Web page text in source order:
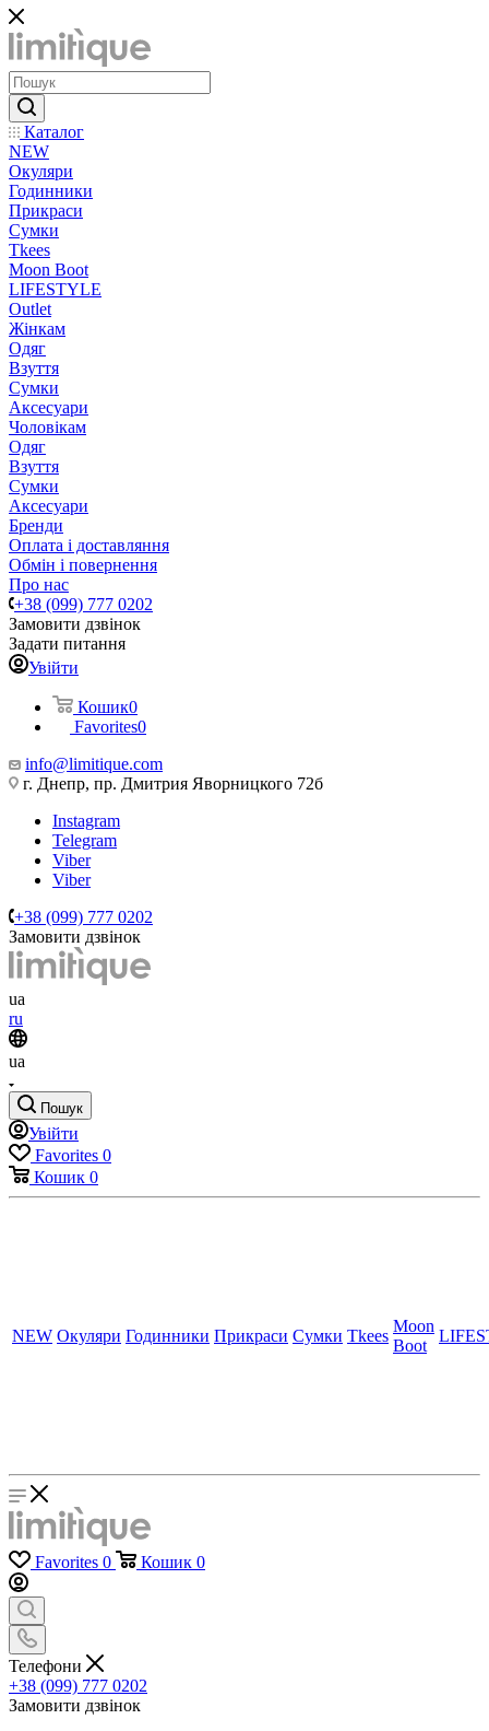
Каталог
NEW
Окуляри
Годинники
Прикраси
Сумки
Tkees
Moon Boot
LIFESTYLE
Outlet
Жінкам
Одяг
Взуття
Сумки
Аксесуари
Чоловікам
Одяг
Взуття
Сумки
Аксесуари
Бренди
Оплата і доставляння
Обмін і повернення
Про нас
+38 (099) 777 0202
Замовити дзвінок
Задати питання
Увійти
Кошик0
Favorites0
info@limitique.com
г. Днепр, пр. Дмитрия Яворницкого 72б
Instagram
Telegram
Viber
Viber
+38 (099) 777 0202
Замовити дзвінок
ua
ru
ua
Пошук
Увійти
Favorites 0
Кошик 0
NEW Окуляри Годинники Прикраси Сумки Tkees
Moon
Boot
Favorites 0 Кошик 0
Телефони
+38 (099) 777 0202
Замовити дзвінок